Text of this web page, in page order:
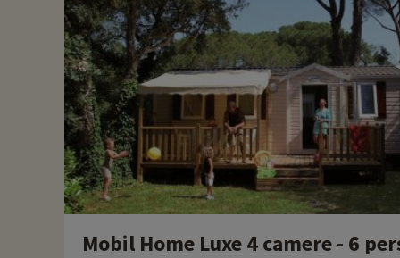
- Si accettano animali domestici, con supplemento
Mobil Home Luxe 4 camere - 6